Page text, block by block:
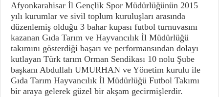
Afyonkarahisar İl Gençlik Spor Müdürlüğünün 2015
yılı kurumlar ve sivil toplum kuruluşları arasında
düzenlemiş olduğu 3 bahar kupası futbol turnuvasını
kazanan Gıda Tarım ve Hayvancılık İl Müdürlüğü
takımını gösterdiği başarı ve performansından dolayı
kutlayan Türk tarım Orman Sendikası 10 nolu Şube
başkanı Abdullah UMURHAN ve Yönetim kurulu ile
Gıda Tarım Hayvancılık İl Müdürlüğü Futbol Takımı
bir araya gelerek güzel bir akşam gecirmişlerdir.